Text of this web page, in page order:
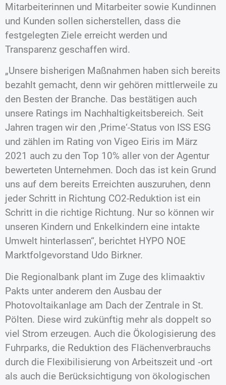
Mitarbeiterinnen und Mitarbeiter sowie Kundinnen
und Kunden sollen sicherstellen, dass die
festgelegten Ziele erreicht werden und
Transparenz geschaffen wird.
„Unsere bisherigen Maßnahmen haben sich bereits
bezahlt gemacht, denn wir gehören mittlerweile zu
den Besten der Branche. Das bestätigen auch
unsere Ratings im Nachhaltigkeitsbereich. Seit
Jahren tragen wir den ‚Prime‘-Status von ISS ESG
und zählen im Rating von Vigeo Eiris im März
2021 auch zu den Top 10% aller von der Agentur
bewerteten Unternehmen. Doch das ist kein Grund
uns auf dem bereits Erreichten auszuruhen, denn
jeder Schritt in Richtung CO2-Reduktion ist ein
Schritt in die richtige Richtung. Nur so können wir
unseren Kindern und Enkelkindern eine intakte
Umwelt hinterlassen“, berichtet HYPO NOE
Marktfolgevorstand Udo Birkner.
Die Regionalbank plant im Zuge des klimaaktiv
Pakts unter anderem den Ausbau der
Photovoltaikanlage am Dach der Zentrale in St.
Pölten. Diese wird zukünftig mehr als doppelt so
viel Strom erzeugen. Auch die Ökologisierung des
Fuhrparks, die Reduktion des Flächenverbrauchs
durch die Flexibilisierung von Arbeitszeit und ‑ort
als auch die Berücksichtigung von ökologischen